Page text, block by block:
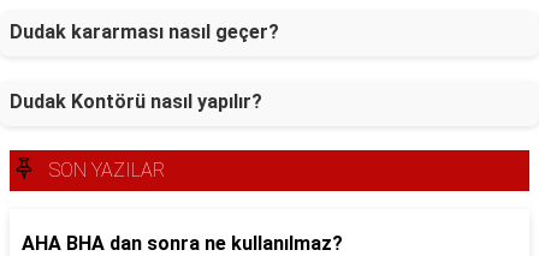
Dudak kararması nasıl geçer?
Dudak Kontörü nasıl yapılır?
SON YAZILAR
AHA BHA dan sonra ne kullanılmaz?